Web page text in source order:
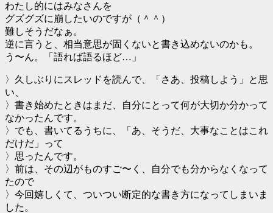
わたし的にはみなさんを
グズグズに崩したいのですが（＾＾）
難しそうだなぁ。
逆に言うと、相当意思が固くないと書き込めないのかも。
う〜ん。「語れば語るほど…」
〉久しぶりにスレッドを読んで、「さあ、投稿しよう」と思
い、
〉書き始めたときはまだ、自分にとって何が大切か分かって
なかったんです。
〉でも、書いてるうちに、「あ、そうだ、大事なことはこれ
だけだ」って
〉思ったんです。
〉前は、その辺がものすご〜く、自分でも分からなくなって
たので
〉今回嬉しくて、ついつい断定的な書き方になってしまいま
した。